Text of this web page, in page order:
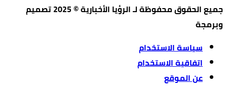
جميع الحقوق محفوظة لـ الرؤيا الأخبارية © 2025 تصميم
وبرمجة
سياسة الاستخدام
اتفاقية الاستخدام
عن الموقع